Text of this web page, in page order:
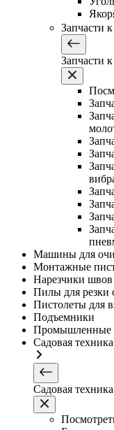
Запчасти
Запчасти
Машины для
Монтажные
Нарезчики швов
Пилы для резки
Пистолеты для
Подъемники
Промышленные
Садовая техника
Садовая техника